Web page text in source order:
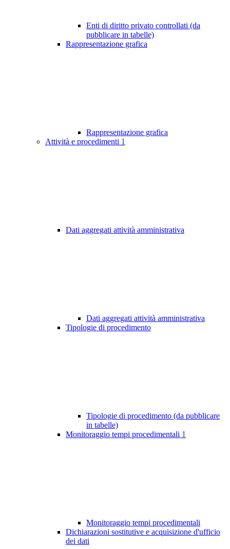
Enti di diritto privato controllati (da
pubblicare in tabelle)
Rappresentazione grafica
Rappresentazione grafica
Attività e procedimenti 1
Dati aggregati attività amministrativa
Dati aggregati attività amministrativa
Tipologie di procedimento
Tipologie di procedimento (da pubblicare
in tabelle)
Monitoraggio tempi procedimentali 1
Monitoraggio tempi procedimentali
Dichiarazioni sostitutive e acquisizione d'ufficio
dei dati